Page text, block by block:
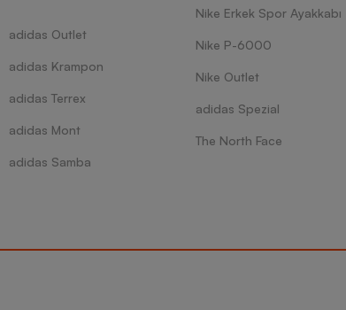
adidas Outlet
adidas Krampon
adidas Terrex
adidas Mont
adidas Samba
Nike Erkek Spor Ayakkabı
Nike P-6000
Nike Outlet
adidas Spezial
The North Face